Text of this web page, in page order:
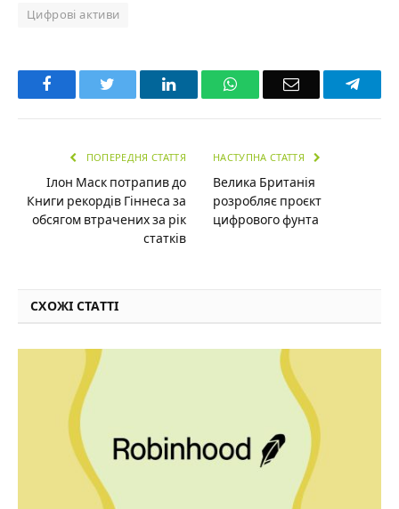
Цифрові активи
Facebook LinkedInWhatsAppEmail
ПОПЕРЕДНЯ СТАТТЯ
Ілон Маск потрапив до
Книги рекордів Гіннеса за
обсягом втрачених за рік
статків
НАСТУПНА СТАТТЯ
Велика Британія
розробляє проєкт
цифрового фунта
СХОЖІ СТАТТІ